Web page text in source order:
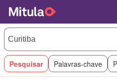
Pesquisar Palavras-chave